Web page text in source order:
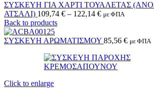
ΣΥΣΚΕΥΗ ΓΙΑ ΧΑΡΤΙ ΤΟΥΑΛΕΤΑΣ
ΑΤΣΑΛΙ) 109,74 € – 122,14 € με ΦΠΑ
Back to products
ΣΥΣΚΕΥΗ ΑΡΩΜΑΤΙΣΜΟΥ 85,56 € με ΦΠΑ
Click to enlarge